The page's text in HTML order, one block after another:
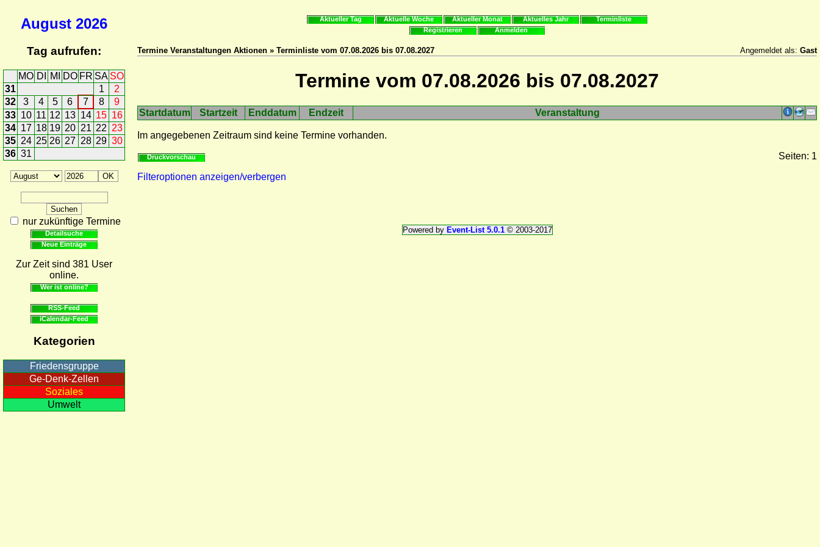
August 2026
Tag aufrufen:
MO DI MI DO FR SA SO
31
1
2
32
3 4 5 6 7 8
9
33 10 11 12 13 14 15 16
34 17 18 19 20 21 22 23
35 24 25 26 27 28 29 30
36 31
nur zukünftige Termine
Detailsuche
Neue Einträge
Zur Zeit sind 381 User
online.
Wer ist online?
RSS-Feed
iCalendar-Feed
Kategorien
Friedensgruppe
Ge-Denk-Zellen
Soziales
Umwelt
Aktueller Tag Aktuelle Woche Aktueller Monat Aktuelles Jahr
Terminliste
Registrieren
Anmelden
Termine Veranstaltungen Aktionen » Terminliste vom 07.08.2026 bis 07.08.2027 Angemeldet als: Gast
Termine vom 07.08.2026 bis 07.08.2027
Startdatum Startzeit Enddatum Endzeit Veranstaltung
Im angegebenen Zeitraum sind keine Termine vorhanden.
Druckvorschau
Seiten: 1
Filteroptionen anzeigen/verbergen
Powered by Event-List 5.0.1© 2003-2017